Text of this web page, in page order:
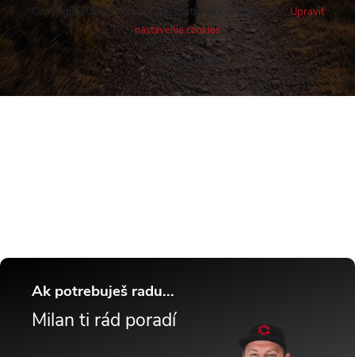
Vytvoril Shoptet
Copyright 2026 Cykloshop.sk. Všetky práva vyhradené.Upraviť
nastavenie cookies
Ak potrebuješ radu...
Milan ti rád poradí